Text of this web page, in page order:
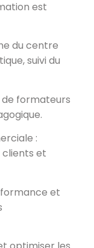
est
du centre
suivi du
de formateurs
:
clients et
et